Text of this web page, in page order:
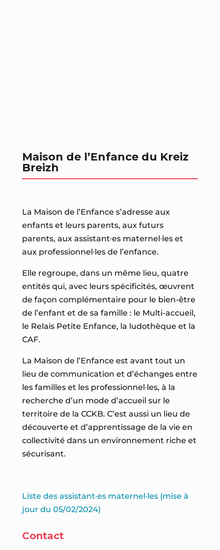
Maison de l’Enfance du Kreiz
Breizh
La Maison de l’Enfance s’adresse aux
enfants et leurs parents, aux futurs
parents, aux assistant∙es maternel∙les et
aux professionnel∙les de l’enfance.
Elle regroupe, dans un même lieu, quatre
entités qui, avec leurs spécificités, œuvrent
de façon complémentaire pour le bien-être
de l’enfant et de sa famille : le Multi-accueil,
le Relais Petite Enfance, la ludothèque et la
CAF.
La Maison de l’Enfance est avant tout un
lieu de communication et d’échanges entre
les familles et les professionnel∙les, à la
recherche d’un mode d’accueil sur le
territoire de la CCKB. C’est aussi un lieu de
découverte et d’apprentissage de la vie en
collectivité dans un environnement riche et
sécurisant.
Liste des assistant·es maternel·les (mise à
jour du 05/02/2024)
Contact